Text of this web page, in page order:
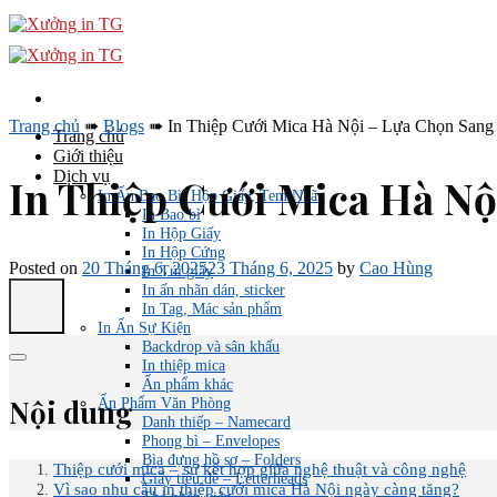
Skip
to
content
Trang chủ
Giới thiệu
Dịch vụ
In Ấn Bao Bì, Hộp Giấy, Tem Nhãn
In Bao bì
In Hộp Giấy
In Hộp Cứng
In Túi giấy
In ấn nhãn dán, sticker
In Tag, Mác sản phẩm
In Ấn Sự Kiện
Backdrop và sân khấu
In thiệp mica
Ấn phẩm khác
Ấn Phẩm Văn Phòng
Danh thiếp – Namecard
Phong bì – Envelopes
Bìa đựng hồ sơ – Folders
Giấy tiêu đề – Letterheads
Trang chủ ➠ Blogs ➠ In Thiệp Cưới Mica Hà Nội – Lựa Chọn
In Thiệp Cưới Mica Hà
Posted on 20 Tháng 6, 202523 Tháng 6, 2025 by Cao Hùng
Nội dung
Thiệp cưới mica – sự kết hợp giữa nghệ thuật và công nghệ
Vì sao nhu cầu in thiệp cưới mica Hà Nội ngày càng tăng?